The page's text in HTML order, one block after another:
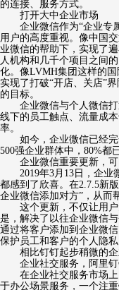
的连接、服务方式。
打开大中企业市场
企业微信作为“企业专属
用户的高度重视。像中国
业微信的帮助下，实现了
人机构和几千个项目之间
化。像LVMH集团这样的
实现了打破“开店、关店”
的目标。
企业微信与个人微信打
线下的员工触点、流量成
率。
如今，企业微信已经完
500强企业群体中，80%都
企业微信重要更新，可
2019年3月13日，企业
都感到了欣喜。在2.7.5新
企业微信添加对方”，从而
这个更新，不仅让用户
是，解决了以往企业微信
通过将客户添加到企业微
保护员工和客户的个人隐
相比钉钉起步稍微的企
企业社交服务，阿里钉
在企业社交服务市场上
于办公场景服务，一个注